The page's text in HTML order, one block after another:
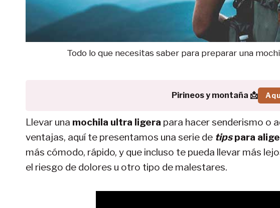
Todo lo que necesitas saber para preparar una
Pirineos y montaña 📩
Llevar una mochila ultra ligera para hacer senderismo o
ventajas, aquí te presentamos una serie de tipspara
más cómodo, rápido, y que incluso te pueda llevar más
el riesgo de dolores u otro tipo de malestares.